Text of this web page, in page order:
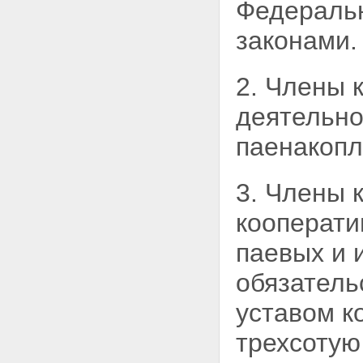
законами.
2. Члены
3. Члены
паевых и
уставом